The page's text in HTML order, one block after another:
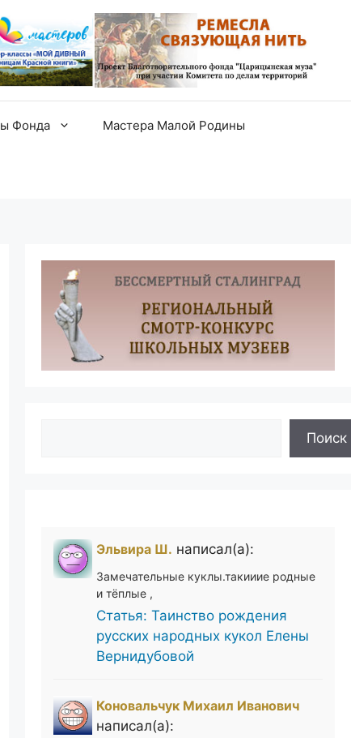
Фонда Мастера Малой Родины
Поиск
Эльвира Ш. написал(а):
Замечательные куклы.такииие родные
и тёплые ,
Статья: Таинство рождения
русских народных кукол Елены
Вернидубовой
Коновальчук Михаил Иванович
написал(а):